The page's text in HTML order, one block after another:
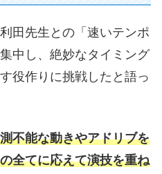
田先生との「速いテンポ
中し、絶妙なタイミング
役作りに挑戦したと語っ
不能な動きやアドリブを
全てに応えて演技を重ね